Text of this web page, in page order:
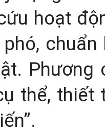
hoạt
Phương
thể,